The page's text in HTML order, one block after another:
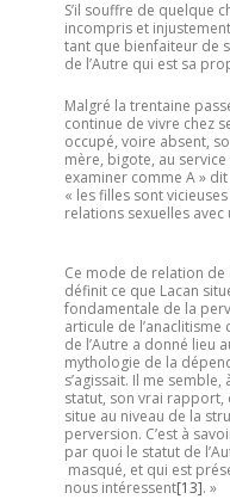
S’il souffre de quelque
incompris et
tant que bienfaiteur de
de l’Autre qui est sa
Malgré la trentaine
continue de vivre chez
occupé, voire absent,
mère, bigote, au
examiner comme A »
« les filles sont
relations sexuelles
Ce mode de relation
définit ce que Lacan
fondamentale de la
articule de l’anaclitisme
de l’Autre a donné lieu
mythologie de la
s’agissait. Il me
statut, son vrai
situe au niveau de la
perversion. C’est à
par quoi le statut de
masqué, et qui est
nous intéressent[13]. »